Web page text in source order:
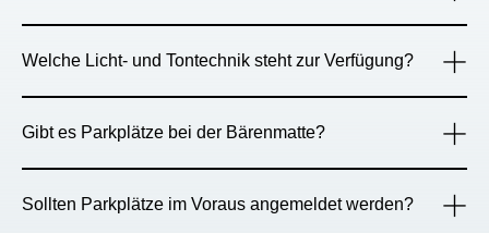
Welche Licht- und Tontechnik steht zur Verfügung?
Gibt es Parkplätze bei der Bärenmatte?
Sollten Parkplätze im Voraus angemeldet werden?